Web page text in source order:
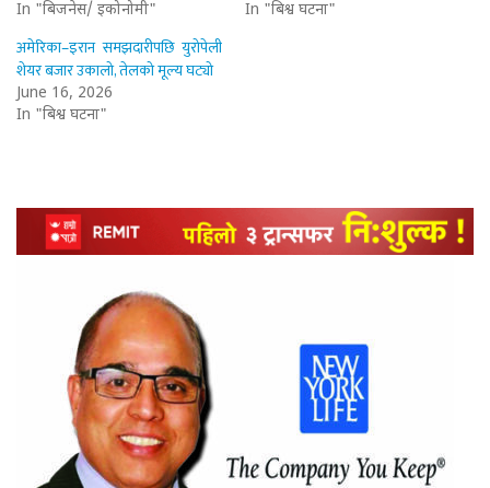
In "बिजनेस/ इकोनोमी"
In "बिश्व घटना"
अमेरिका–इरान समझदारीपछि युरोपेली
शेयर बजार उकालो, तेलको मूल्य घट्यो
June 16, 2026
In "बिश्व घटना"